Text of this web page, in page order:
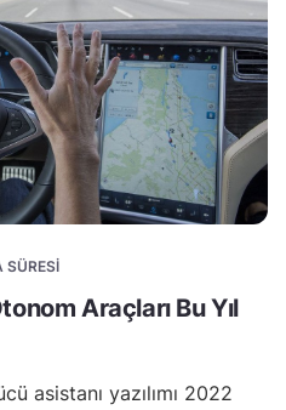
SÜRESI
Araçları Bu Yıl
asistanı yazılımı 2022